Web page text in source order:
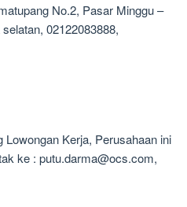
No.2, Pasar Minggu –
02122083888,
Kerja, Perusahaan ini
ke : putu.darma@ocs.com,